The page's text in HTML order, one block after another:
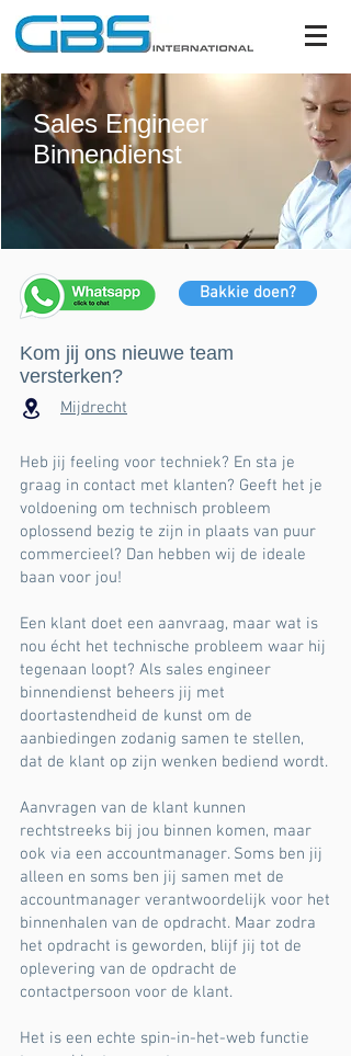
Sales Engineer
Binnendienst
Bakkie doen?
Kom jij ons nieuwe team
versterken?
Mijdrecht
Heb jij feeling voor techniek? En sta je
graag in contact met klanten? Geeft het je
voldoening om technisch probleem
oplossend bezig te zijn in plaats van puur
commercieel? Dan hebben wij de ideale
baan voor jou!
Een klant doet een aanvraag, maar wat is
nou écht het technische probleem waar hij
tegenaan loopt? Als sales engineer
binnendienst beheers jij met
doortastendheid de kunst om de
aanbiedingen zodanig samen te stellen,
dat de klant op zijn wenken bediend wordt.
Aanvragen van de klant kunnen
rechtstreeks bij jou binnen komen, maar
ook via een accountmanager. Soms ben jij
alleen en soms ben jij samen met de
accountmanager verantwoordelijk voor het
binnenhalen van de opdracht. Maar zodra
het opdracht is geworden, blijf jij tot de
oplevering van de opdracht de
contactpersoon voor de klant.
Het is een echte spin-in-het-web functie